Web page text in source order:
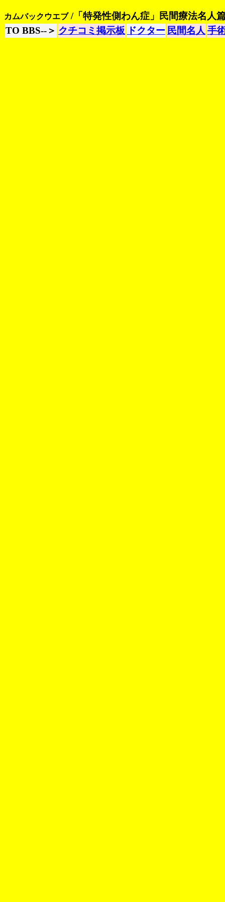
カムバックウエブ/「特発性側わん症」民間療法名人
TO BBS--＞ クチコミ掲示板 ドクター 民間名人 手